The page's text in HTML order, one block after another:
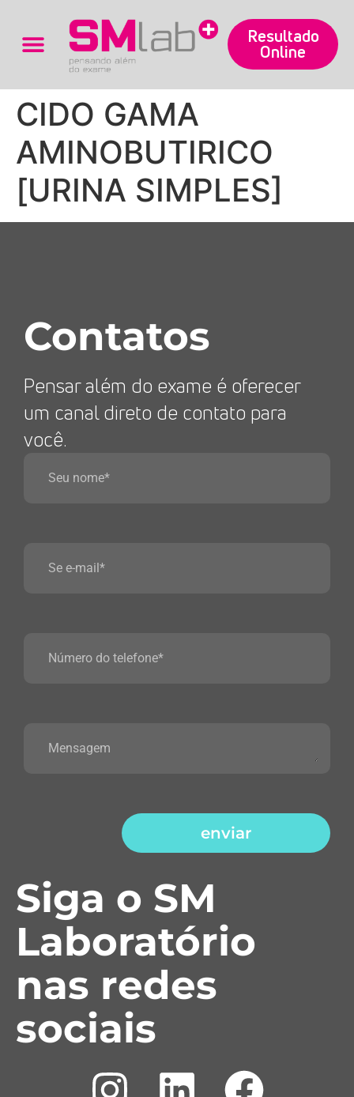
Resultado
Online
CIDO GAMA
AMINOBUTIRICO
[URINA SIMPLES]
Contatos
Pensar além do exame é oferecer
um canal direto de contato para
você.
enviar
Siga o SM
Laboratório
nas redes
sociais